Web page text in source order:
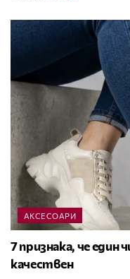
АКСЕСОАРИ
7 признака, че един
качествен